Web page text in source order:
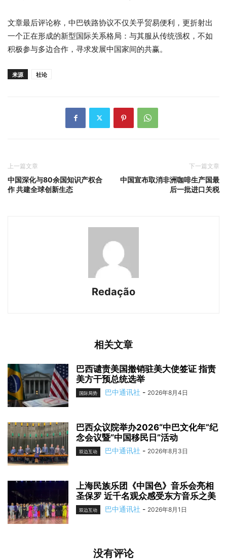
文章最后评论称，中巴铁路协议不仅关乎贸易便利，更折射出
一个正在形成的新型国际关系格局：与其服从传统强权，不如
积极参与多边合作，寻求发展中国家间的共赢。
来源 社论
上一篇文章
中国深化与80余国知识产权合
作 共建全球创新生态
下一篇文章
中国宣布取消非洲咖啡生产国最
后一批进口关税
Redação
相关文章
巴西谴责美国撤销驻美大使签证 指责
美方干预总统选举
国际局势 巴中通讯社 - 2026年8月4日
巴西众议院举办2026“中巴文化年”纪
念会议暨“中国移民日”活动
双边互动 巴中通讯社 - 2026年8月3日
上海民族乐团《中国色》音乐会亮相
圣保罗 近千名观众感受东方音乐之美
双边互动 巴中通讯社 - 2026年8月1日
没有评论